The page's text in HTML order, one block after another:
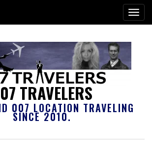
TRAVELERS
007 LOCATION TRAVELING
SINCE 2010.